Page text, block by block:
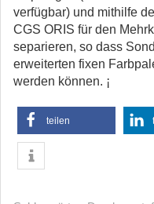
verfügbar) und mithilfe
CGS ORIS für den
separieren, so dass
erweiterten fixen
werden können. ¡
teilen